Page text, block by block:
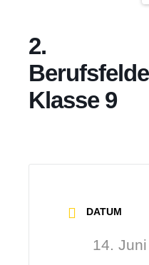
2.
Klasse 9
DATUM
14.